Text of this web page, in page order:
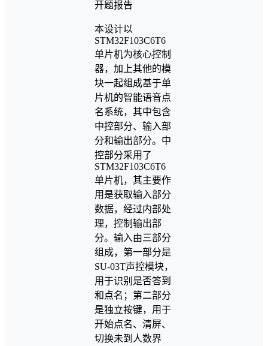
本设计以
STM32F103C6T6
单片机为核心控制
器，加上其他的模
块一起组成基于单
片机的智能语音点
名系统，其中包含
中控部分、输入部
分和输出部分。中
控部分采用了
STM32F103C6T6
单片机，其主要作
用是获取输入部分
数据，经过内部处
理，控制输出部
分。输入由三部分
组成，第一部分是
SU-03T声控模块，
用于识别是否答到
和点名；第二部分
是独立按键，用于
开始点名、清屏、
切换未到人数界